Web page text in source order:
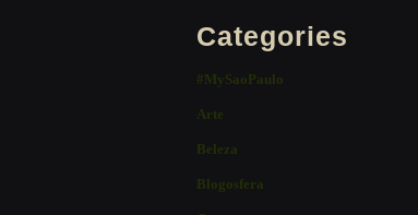
Categories
#MySaoPaulo
Arte
Beleza
Blogosfera